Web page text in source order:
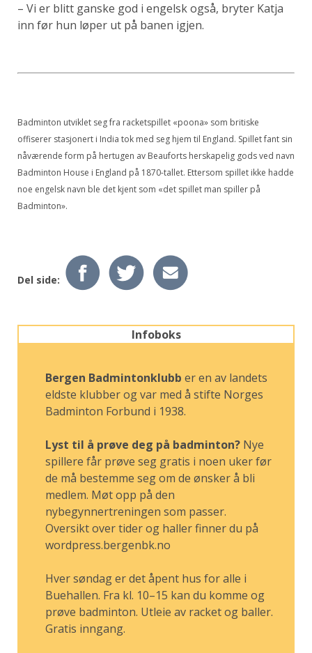
– Vi er blitt ganske god i engelsk også, bryter Katja
inn før hun løper ut på banen igjen.
Badminton utviklet seg fra racketspillet «poona» som britiske
offiserer stasjonert i India tok med seg hjem til England. Spillet fant sin
nåværende form på hertugen av Beauforts herskapelig gods ved navn
Badminton House i England på 1870-tallet. Ettersom spillet ikke hadde
noe engelsk navn ble det kjent som «det spillet man spiller på
Badminton».
Del side:
Infoboks
Bergen Badmintonklubb er en av landets
eldste klubber og var med å stifte Norges
Badminton Forbund i 1938.
Lyst til å prøve deg på badminton? Nye
spillere får prøve seg gratis i noen uker før
de må bestemme seg om de ønsker å bli
medlem. Møt opp på den
nybegynnertreningen som passer.
Oversikt over tider og haller finner du på
wordpress.bergenbk.no
Hver søndag er det åpent hus for alle i
Buehallen. Fra kl. 10–15 kan du komme og
prøve badminton. Utleie av racket og baller.
Gratis inngang.